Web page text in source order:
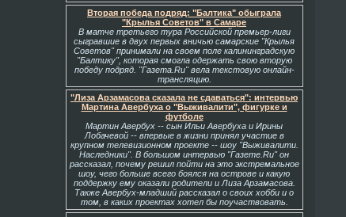
Вторая победа подряд: "Балтика" обыграла
"Крылья Советов" в Самаре
В матче третьего тура Российской премьер-лиги
сыгравшие в двух первых вничью самарские "Крылья
Советов" принимали на своем поле калининградскую
"Балтику", которая смогла одержать свою вторую
победу подряд. "Газета.Ru" вела текстовую онлайн-
трансляцию.
"Лиза Арзамасова сказала не сдаваться": интервью
Мартина Авербуха о "Выживалити", фигурке и
футболе
Мартин Авербух -- сын Ильи Авербуха и Ирины
Лобачевой -- впервые в жизни принял участие в
крупном телевизионном проекте -- шоу "Выживалити.
Наследники". В большом интервью "Газете.Ru" он
рассказал, почему решил пойти на это экстремальное
шоу, чего больше всего боялся на острове и какую
поддержку ему оказали родители и Лиза Арзамасова.
Также Авербух-младший рассказал о своих хобби и о
том, в каких проектах хотел бы поучаствовать.